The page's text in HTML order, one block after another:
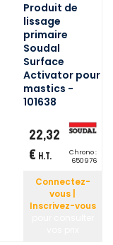
Produit de
lissage
primaire
Soudal
Surface
Activator pour
mastics -
101638
22,32
€ H.T.
Chrono :
650976
Connectez-
vous |
Inscrivez-vous